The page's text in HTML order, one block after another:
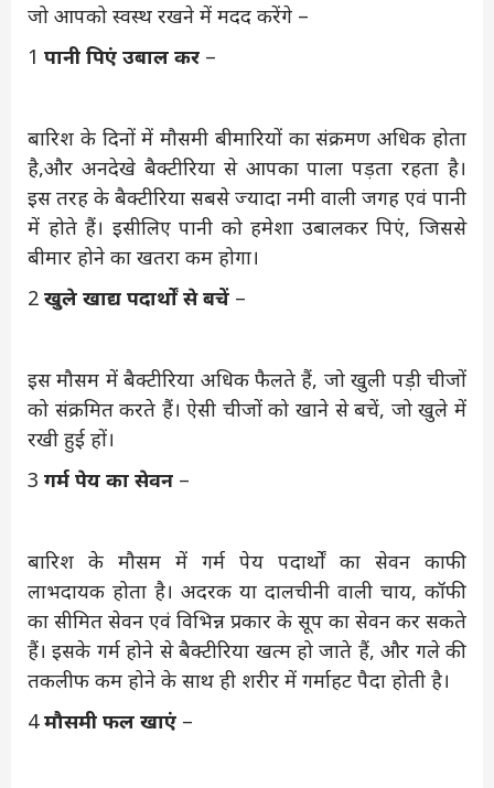
जो आपको स्वस्थ रखने में मदद करेंगे –
1 पानी पि‍एं उबाल कर –
बारिश के दिनों में मौसमी बीमारियों का संक्रमण अधिक होता
है,और अनदेखे बैक्टीरिया से आपका पाला पड़ता रहता है।
इस तरह के बैक्टीरिया सबसे ज्यादा नमी वाली जगह एवं पानी
में होते हैं। इसीलिए पानी को हमेशा उबालकर पि‍एं, जिससे
बीमार होने का खतरा कम होगा।
2 खुले खाद्य पदार्थों से बचें –
इस मौसम में बैक्टीरिया अधिक फैलते हैं, जो खुली पड़ी चीजों
को संक्रमित करते हैं। ऐसी चीजों को खाने से बचें, जो खुले में
रखी हुई हों।
3 गर्म पेय का सेवन –
बारिश के मौसम में गर्म पेय पदार्थों का सेवन काफी
लाभदायक होता है। अदरक या दालचीनी वाली चाय, कॉफी
का सीमित सेवन एवं विभिन्न प्रकार के सूप का सेवन कर सकते
हैं। इसके गर्म होने से बैक्टीरिया खत्म हो जाते हैं, और गले की
तकलीफ कम होने के साथ ही शरीर में गर्माहट पैदा होती है।
4मौसमी फल खाएं –